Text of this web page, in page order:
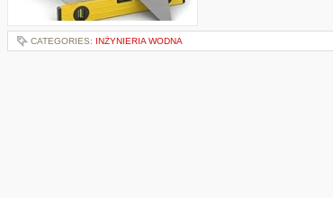
CATEGORIES: INŻYNIERIA WODNA